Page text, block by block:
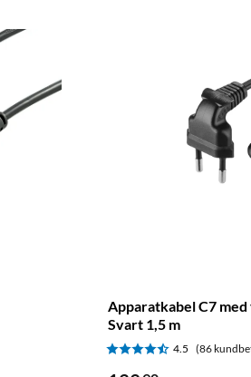
Apparatkabel C7
Svart 1,5 m
4.5 (86